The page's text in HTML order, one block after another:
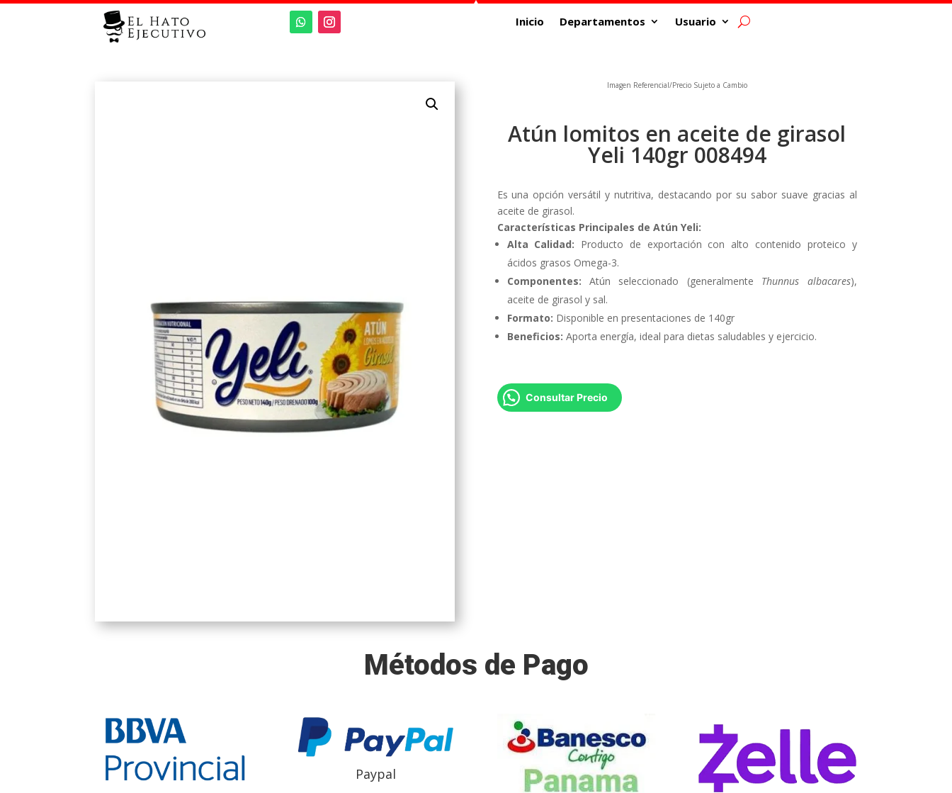
Inicio Departamentos Usuario
Imagen Referencial/Precio Sujeto a Cambio
Atún lomitos en aceite de girasol
Yeli 140gr 008494
Es una opción versátil y nutritiva, destacando por su sabor suave gracias al
aceite de girasol.
Características Principales de Atún Yeli:
Alta Calidad: Producto de exportación con alto contenido proteico y
ácidos grasos Omega-3.
Componentes: Atún seleccionado (generalmente Thunnus albacares),
aceite de girasol y sal.
Formato: Disponible en presentaciones de 140gr
Beneficios: Aporta energía, ideal para dietas saludables y ejercicio.
Consultar Precio
Métodos de Pago
Paypal